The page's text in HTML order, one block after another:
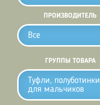
ПРОИЗВОДИТЕЛЬ
Все
ГРУППЫ ТОВАРА
Туфли, полуботинки
для мальчиков